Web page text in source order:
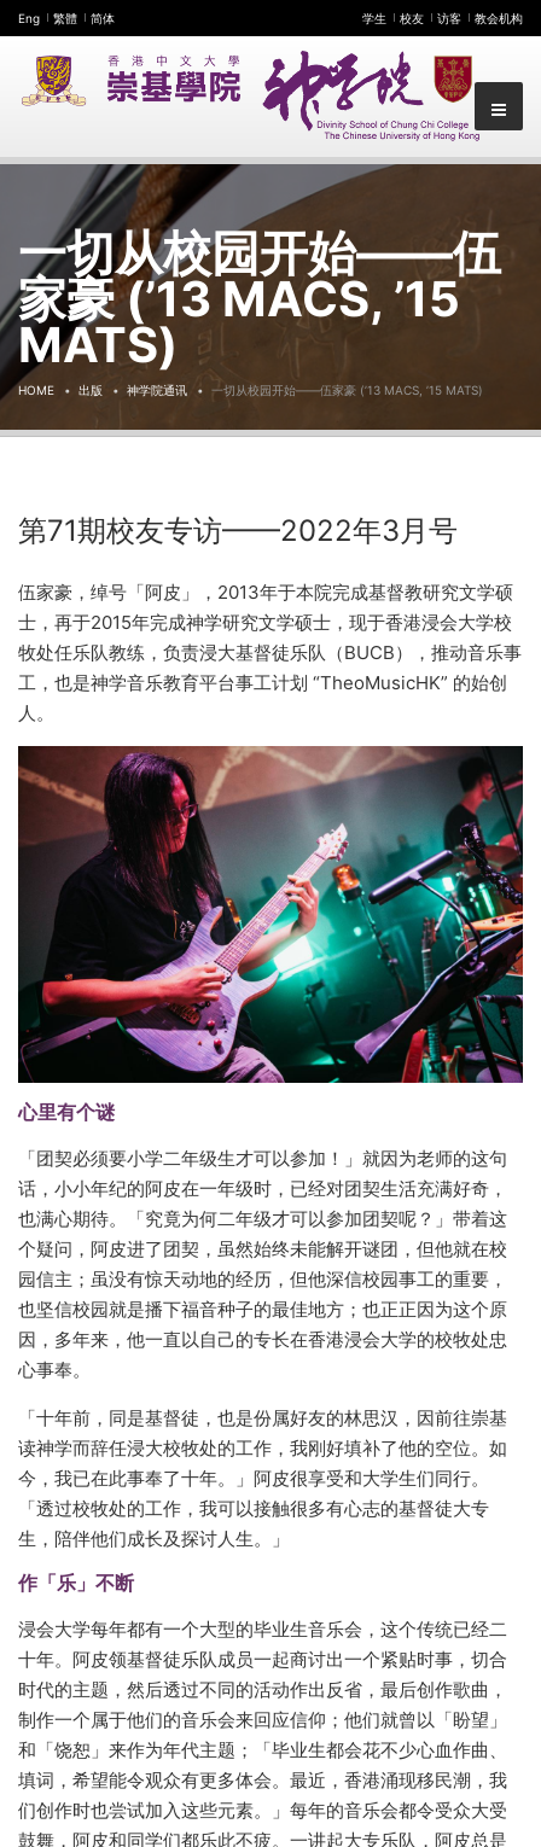
Eng 繁體 简体 学生 校友 访客 教会机构
一切从校园开始——伍
家豪 (’13 MACS, ’15
MATS)
HOME 出版 神学院通讯 一切从校园开始——伍家豪 (’13 MACS, ’15 MATS)
第71期校友专访——2022年3月号
伍家豪，绰号「阿皮」，2013年于本院完成基督教研究文学硕
士，再于2015年完成神学研究文学硕士，现于香港浸会大学校
牧处任乐队教练，负责浸大基督徒乐队（BUCB），推动音乐事
工，也是神学音乐教育平台事工计划 “TheoMusicHK” 的始创
人。
心里有个谜
「团契必须要小学二年级生才可以参加！」就因为老师的这句
话，小小年纪的阿皮在一年级时，已经对团契生活充满好奇，
也满心期待。「究竟为何二年级才可以参加团契呢？」带着这
个疑问，阿皮进了团契，虽然始终未能解开谜团，但他就在校
园信主；虽没有惊天动地的经历，但他深信校园事工的重要，
也坚信校园就是播下福音种子的最佳地方；也正正因为这个原
因，多年来，他一直以自己的专长在香港浸会大学的校牧处忠
心事奉。
「十年前，同是基督徒，也是份属好友的林思汉，因前往崇基
读神学而辞任浸大校牧处的工作，我刚好填补了他的空位。如
今，我已在此事奉了十年。」阿皮很享受和大学生们同行。
「透过校牧处的工作，我可以接触很多有心志的基督徒大专
生，陪伴他们成长及探讨人生。」
作「乐」不断
浸会大学每年都有一个大型的毕业生音乐会，这个传统已经二
十年。阿皮领基督徒乐队成员一起商讨出一个紧贴时事，切合
时代的主题，然后透过不同的活动作出反省，最后创作歌曲，
制作一个属于他们的音乐会来回应信仰；他们就曾以「盼望」
和「饶恕」来作为年代主题；「毕业生都会花不少心血作曲、
填词，希望能令观众有更多体会。最近，香港涌现移民潮，我
们创作时也尝试加入这些元素。」每年的音乐会都令受众大受
鼓舞，阿皮和同学们都乐此不疲。一讲起大专乐队，阿皮总是